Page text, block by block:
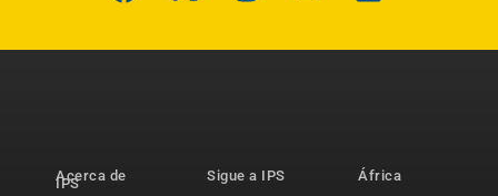
Acerca de
IPS
Sigue a IPS
África